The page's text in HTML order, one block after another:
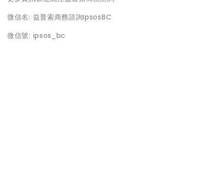
微信名: 益普索商務諮詢IpsosBC
微信號: ipsos_bc